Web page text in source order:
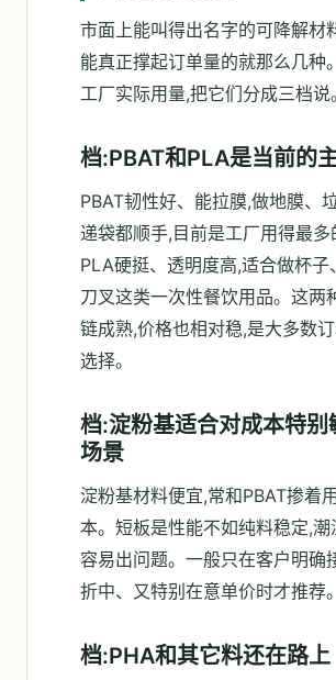
市面上能叫得出名字的可降解材
能真正撑起订单量的就那么几种
工厂实际用量,把它们分成三档说。
档:PBAT和PLA是当前的
PBAT韧性好、能拉膜,做地膜、
递袋都顺手,目前是工厂用得最多
PLA硬挺、透明度高,适合做杯子
刀叉这类一次性餐饮用品。这两
链成熟,价格也相对稳,是大多数
选择。
档:淀粉基适合对成本特别
场景
淀粉基材料便宜,常和PBAT掺着
本。短板是性能不如纯料稳定,潮
容易出问题。一般只在客户明确
折中、又特别在意单价时才推荐。
档:PHA和其它料还在路上